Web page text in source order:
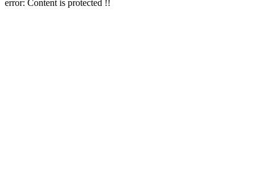
error: Content is protected !!